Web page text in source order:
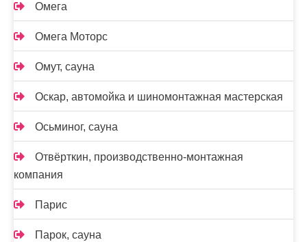
Омега
Омега Моторс
Омут, сауна
Оскар, автомойка и шиномонтажная мастерская
Осьминог, сауна
Отвёрткин, производственно-монтажная
компания
Парис
Парок, сауна